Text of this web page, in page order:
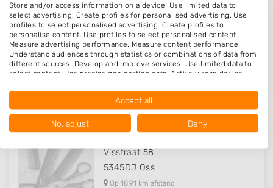
Luc deBarber
Hazenkamplaan 23 haze
5345NR Oss
Op 18,89 km afstand
HairwizardofOss
Visstraat 58
5345DJ Oss
Op 18,91 km afstand
Store and/or access information on a device. Use limited data to
select advertising. Create profiles for personalised advertising. Use
profiles to select personalised advertising. Create profiles to
personalise content. Use profiles to select personalised content.
Measure advertising performance. Measure content performance.
Understand audiences through statistics or combinations of data from
different sources. Develop and improve services. Use limited data to
select content. Use precise geolocation data. Actively scan device
Data may be shared outside of the European Union and send to the
Your consent and the cookie policy applies solely to this website/app.
View Partner List (1017 IAB Vendors)
We use your data for the following purposes:
IAB processing purposes:
Store and/or access information on a device
Accept all
No, adjust Deny